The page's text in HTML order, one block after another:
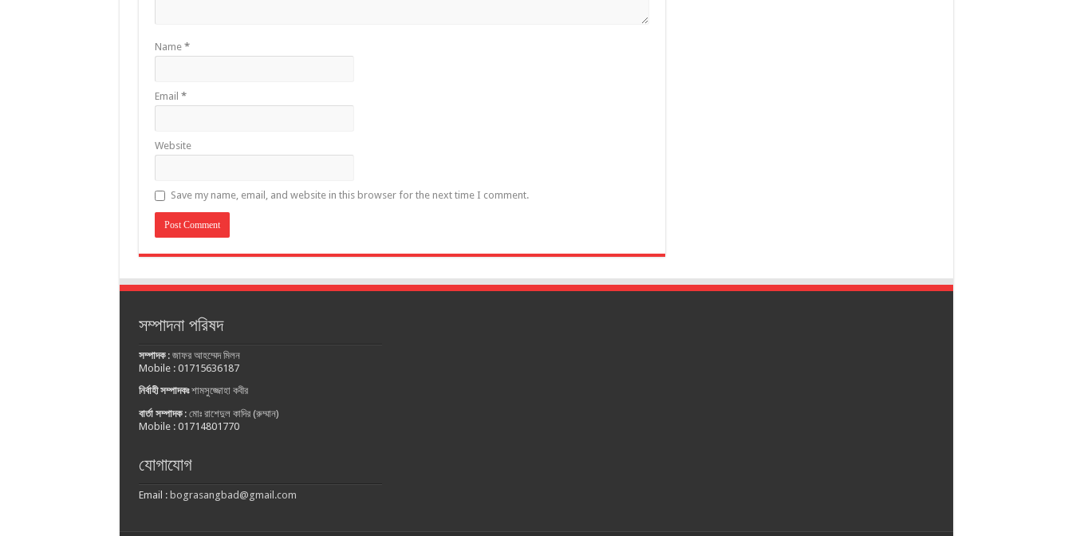
Name *
Email *
Website
Save my name, email, and website in this browser for the next time I comment.
সম্পাদনা পরিষদ
সম্পাদক: জাফর আহম্মেদ মিলন
Mobile : 01715636187
নির্বাহী সম্পাদকঃশামসুজ্জোহা কবীর
বার্তা সম্পাদক: মোঃ রাশেদুল কাদির (রুম্মান)
Mobile : 01714801770
যোগাযোগ
Email : bograsangbad@gmail.com